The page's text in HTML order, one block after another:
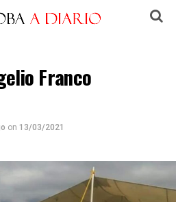
Franco
on 13/03/2021